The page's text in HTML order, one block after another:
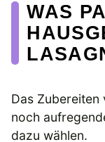
WAS
Das
noch
dazu wählen.